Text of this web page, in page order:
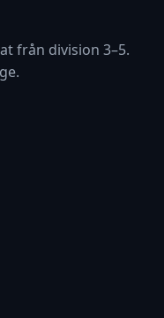
från division 3–5.